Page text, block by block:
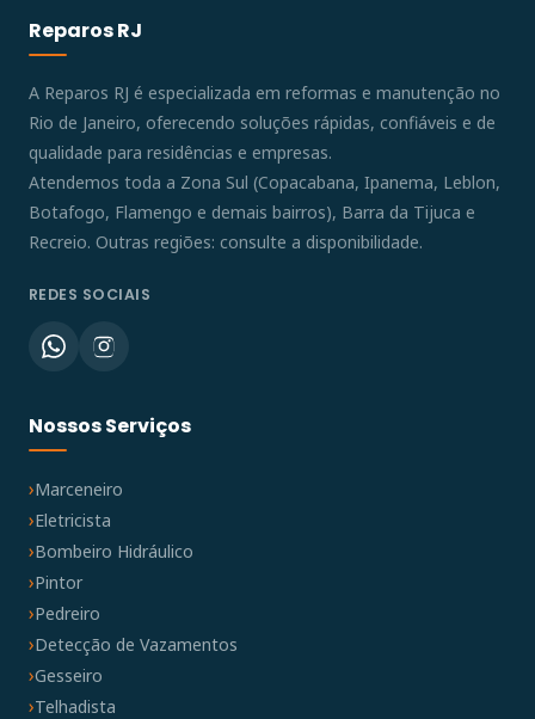
Reparos RJ
A Reparos RJ é especializada em reformas e manutenção no
Rio de Janeiro, oferecendo soluções rápidas, confiáveis e de
qualidade para residências e empresas.
Atendemos toda a Zona Sul (Copacabana, Ipanema, Leblon,
Botafogo, Flamengo e demais bairros), Barra da Tijuca e
Recreio. Outras regiões: consulte a disponibilidade.
REDES SOCIAIS
Nossos Serviços
Marceneiro
Eletricista
Bombeiro Hidráulico
Pintor
Pedreiro
Detecção de Vazamentos
Gesseiro
Telhadista